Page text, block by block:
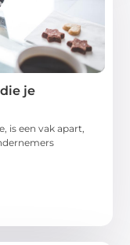
je
is een vak apart,